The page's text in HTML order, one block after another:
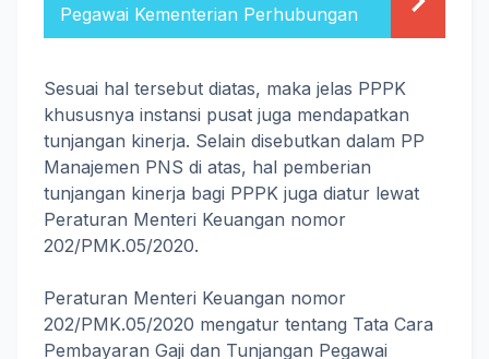
Pegawai Kementerian Perhubungan
Sesuai hal tersebut diatas, maka jelas PPPK
khususnya instansi pusat juga mendapatkan
tunjangan kinerja. Selain disebutkan dalam PP
Manajemen PNS di atas, hal pemberian
tunjangan kinerja bagi PPPK juga diatur lewat
Peraturan Menteri Keuangan nomor
202/PMK.05/2020.
Peraturan Menteri Keuangan nomor
202/PMK.05/2020 mengatur tentang Tata Cara
Pembayaran Gaji dan Tunjangan Pegawai